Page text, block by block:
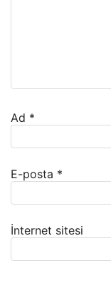
Ad *
E-posta *
İnternet sitesi